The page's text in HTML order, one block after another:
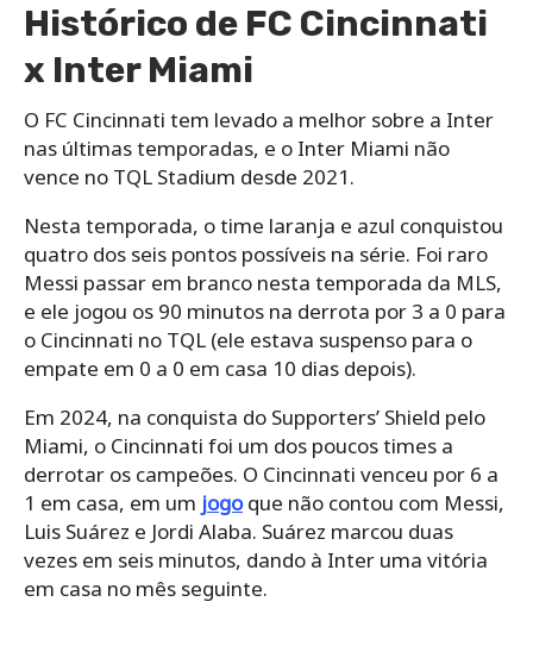
Histórico de FC Cincinnati
x Inter Miami
O FC Cincinnati tem levado a melhor sobre a Inter
nas últimas temporadas, e o Inter Miami não
vence no TQL Stadium desde 2021.
Nesta temporada, o time laranja e azul conquistou
quatro dos seis pontos possíveis na série. Foi raro
Messi passar em branco nesta temporada da MLS,
e ele jogou os 90 minutos na derrota por 3 a 0 para
o Cincinnati no TQL (ele estava suspenso para o
empate em 0 a 0 em casa 10 dias depois).
Em 2024, na conquista do Supporters’ Shield pelo
Miami, o Cincinnati foi um dos poucos times a
derrotar os campeões. O Cincinnati venceu por 6 a
1 em casa, em um jogoque não contou com Messi,
Luis Suárez e Jordi Alaba. Suárez marcou duas
vezes em seis minutos, dando à Inter uma vitória
em casa no mês seguinte.